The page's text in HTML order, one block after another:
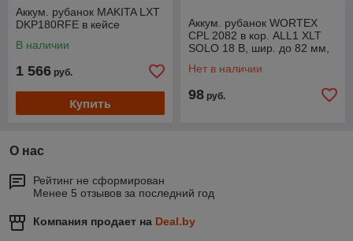
Аккум. рубанок MAKITA LXT
DKP180RFE в кейсе
В наличии
1 566 руб.
Купить
Аккум. рубанок WORTEX
CPL 2082 в кор. ALL1 XLT
SOLO 18 В, шир. до 82 мм,
Нет в наличии
98 руб.
О нас
Рейтинг не сформирован
Менее 5 отзывов за последний год
Компания продает на Deal.by